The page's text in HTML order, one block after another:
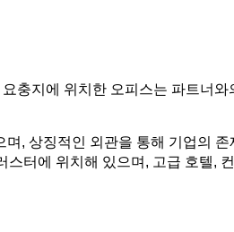
충지에 위치한 오피스는 파트너
, 상징적인 외관을 통해 기업의
터에 위치해 있으며, 고급 호텔,